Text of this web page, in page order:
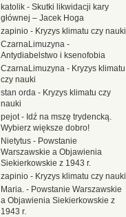
katolik - Skutki likwidacji kary
głównej – Jacek Hoga
zapinio - Kryzys klimatu czy nauki
CzarnaLimuzyna -
Antydiabelstwo i ksenofobia
CzarnaLimuzyna - Kryzys klimatu
czy nauki
stan orda - Kryzys klimatu czy
nauki
pejot- Idź na mszę trydencką.
Wybierz większe dobro!
Nietytus - Powstanie
Warszawskie a Objawienia
Siekierkowskie z 1943 r.
zapinio - Kryzys klimatu czy nauki
Maria. - Powstanie Warszawskie
a Objawienia Siekierkowskie z
1943 r.